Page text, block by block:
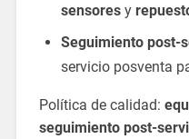
sensoresy
Seguimiento post-
servicio posventa
Política de calidad:
seguimiento post-